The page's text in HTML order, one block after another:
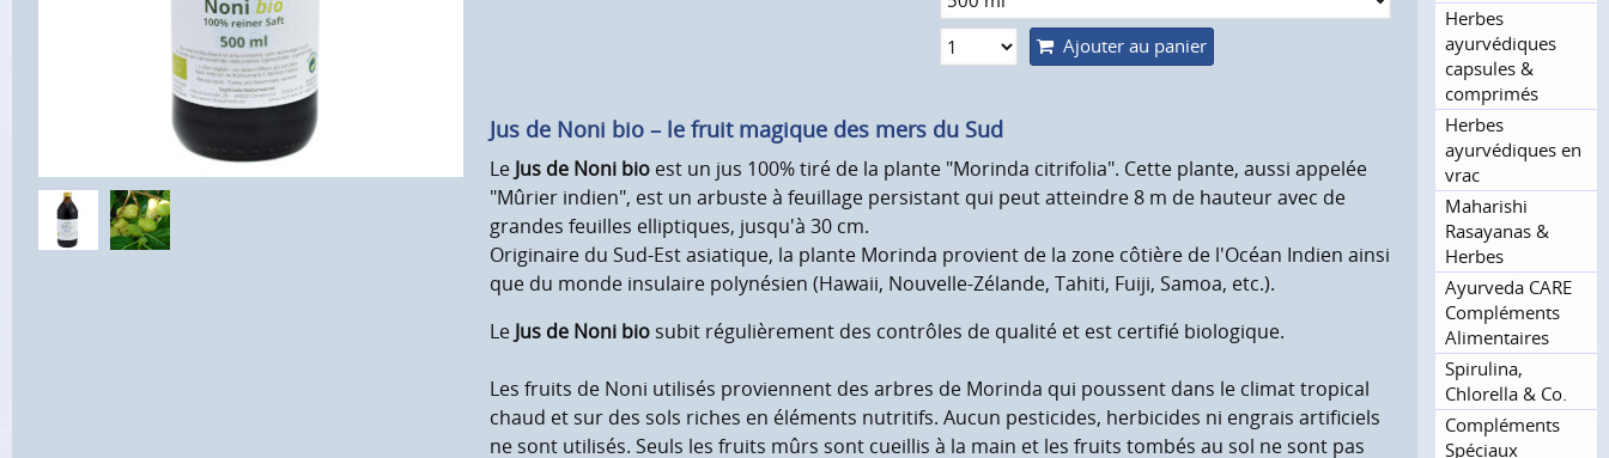
Ajouter au panier
Jus de Noni bio – le fruit magique des mers du Sud
Le Jus de Noni bioest un jus 100% tiré de la plante "Morinda citrifolia". Cette plante, aussi appelée
"Mûrier indien", est un arbuste à feuillage persistant qui peut atteindre 8 m de hauteur avec de
grandes feuilles elliptiques, jusqu'à 30 cm.
Originaire du Sud-Est asiatique, la plante Morinda provient de la zone côtière de l'Océan Indien ainsi
que du monde insulaire polynésien (Hawaii, Nouvelle-Zélande, Tahiti, Fuiji, Samoa, etc.).
Le Jus de Noni biosubit régulièrement des contrôles de qualité et est certifié biologique.
Les fruits de Noni utilisés proviennent des arbres de Morinda qui poussent dans le climat tropical
chaud et sur des sols riches en éléments nutritifs. Aucun pesticides, herbicides ni engrais artificiels
ne sont utilisés. Seuls les fruits mûrs sont cueillis à la main et les fruits tombés au sol ne sont pas
Herbes
ayurvédiques
capsules &
comprimés
Herbes
ayurvédiques en
vrac
Maharishi
Rasayanas &
Herbes
Ayurveda CARE
Compléments
Alimentaires
Spirulina,
Chlorella & Co.
Compléments
Spéciaux